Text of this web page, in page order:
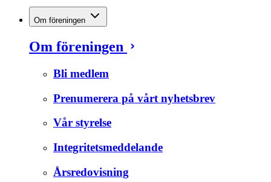
Om föreningen
Om föreningen
Bli medlem
Prenumerera på vårt nyhetsbrev
Vår styrelse
Integritetsmeddelande
Årsredovisning